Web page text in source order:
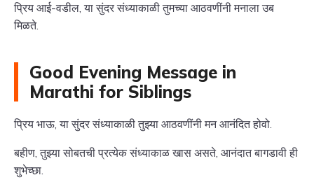
प्रिय आई-वडील, या सुंदर संध्याकाळी तुमच्या आठवणींनी मनाला उब
मिळते.
Good Evening Message in
Marathi for Siblings
प्रिय भाऊ, या सुंदर संध्याकाळी तुझ्या आठवणींनी मन आनंदित होवो.
बहीण, तुझ्या सोबतची प्रत्येक संध्याकाळ खास असते, आनंदात बागडावी ही
शुभेच्छा.